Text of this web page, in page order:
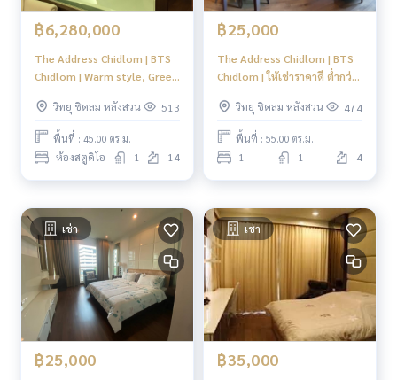
฿6,280,000
The Address Chidlom | BTS
Chidlom | Warm style, Green
วิทยุ ชิดลม หลังสวน
513
พื้นที่ : 45.00 ตร.ม.
ห้องสตูดิโอ 1 14
฿25,000
The Address Chidlom | BTS
Chidlom | ให้เช่าราคาดี ต่ำกว่า
ง่าย #HLวิทยุ ชิดลม หลังสวน 474
พื้นที่ : 55.00 ตร.ม.
1 1 4
เช่า
฿25,000
เช่า
฿35,000